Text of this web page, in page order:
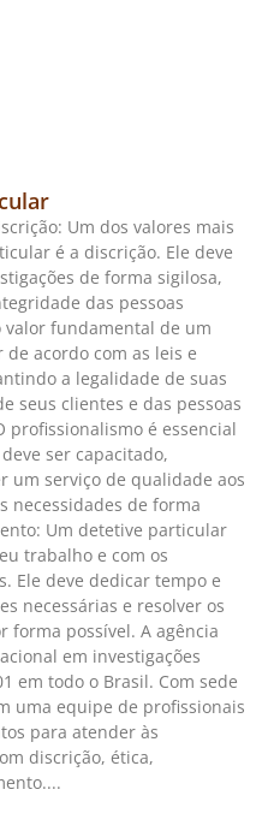
Um dos valores mais
é a discrição. Ele deve
de forma sigilosa,
das pessoas
valor fundamental de um
acordo com as leis e
a legalidade de suas
seus clientes e das pessoas
profissionalismo é essencial
ser capacitado,
um serviço de qualidade aos
necessidades de forma
Um detetive particular
trabalho e com os
Ele deve dedicar tempo e
necessárias e resolver os
forma possível. A agência
em investigações
em todo o Brasil. Com sede
uma equipe de profissionais
para atender às
discrição, ética,